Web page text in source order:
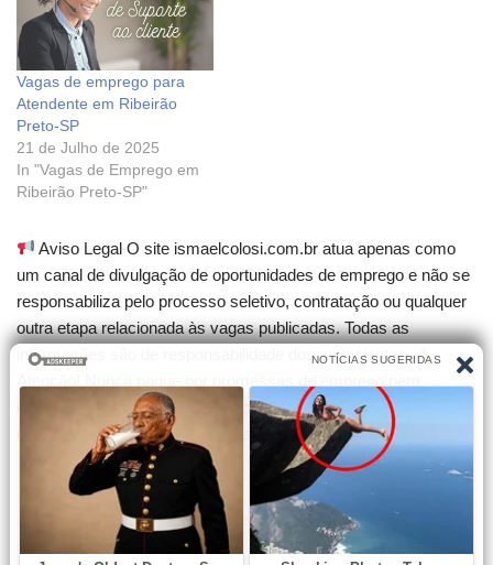
Vagas de emprego para
Atendente em Ribeirão
Preto-SP
21 de Julho de 2025
In "Vagas de Emprego em
Ribeirão Preto-SP"
Aviso Legal O site ismaelcolosi.com.br atua apenas como
um canal de divulgação de oportunidades de emprego e não se
responsabiliza pelo processo seletivo, contratação ou qualquer
outra etapa relacionada às vagas publicadas. Todas as
informações são de responsabilidade dos anunciantes.
compre cursos que garantam contratação. Desconfie de
qualquer cobrança para participar de seleções.